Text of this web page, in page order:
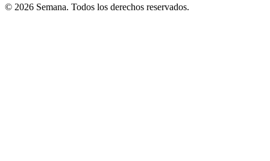
© 2026 Semana. Todos los derechos reservados.